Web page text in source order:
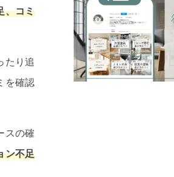
、コミ
たり追
を確認
スの確
ン不足